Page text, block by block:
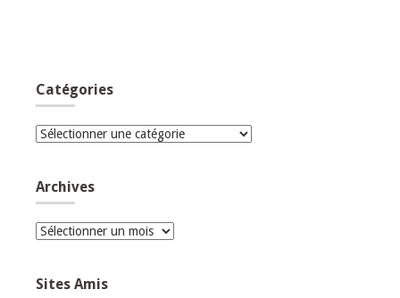
Catégories
Catégories
Archives
Archives
Sites Amis